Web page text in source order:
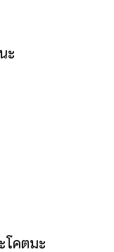
ะ
โคตมะ